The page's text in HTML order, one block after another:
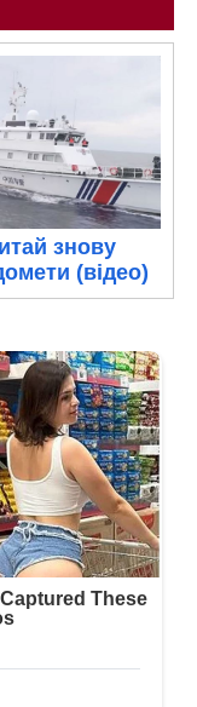
знову
(відео)